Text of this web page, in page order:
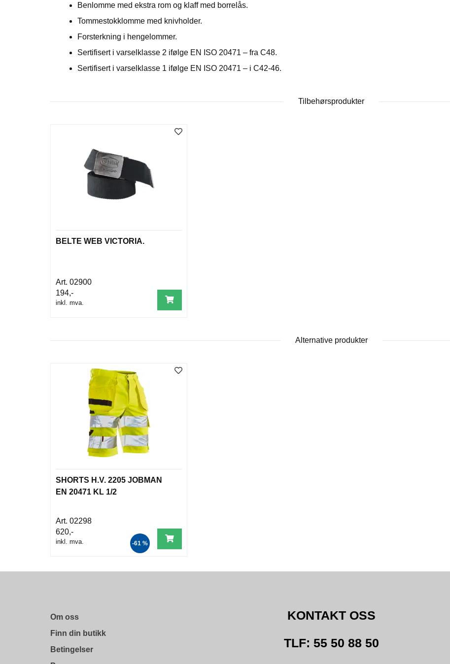
Benlomme med ekstra rom og klaff med borrelås.
Tommestokklomme med knivholder.
Forsterkning i hengelommer.
Sertifisert i varselklasse 2 ifølge EN ISO 20471 – fra C48.
Sertifisert i varselklasse 1 ifølge EN ISO 20471 – i C42-46.
Tilbehørsprodukter
BELTE WEB VICTORIA.
02900
194,-
inkl. mva.
Alternative produkter
SHORTS H.V. 2205 JOBMAN
EN 20471 KL 1/2
02298
620,-
-61 %
inkl. mva.
Om oss
Finn din butikk
Betingelser
KONTAKT OSS
TLF: 55 50 88 50